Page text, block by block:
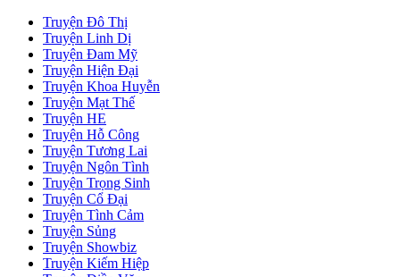
Truyện Đô Thị
Truyện Linh Dị
Truyện Đam Mỹ
Truyện Hiện Đại
Truyện Khoa Huyễn
Truyện Mạt Thế
Truyện HE
Truyện Hỗ Công
Truyện Tương Lai
Truyện Ngôn Tình
Truyện Trọng Sinh
Truyện Cổ Đại
Truyện Tình Cảm
Truyện Sủng
Truyện Showbiz
Truyện Kiếm Hiệp